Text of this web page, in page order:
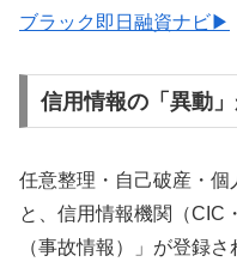
ブラック即日融資ナビ▶
信用情報の「異動
任意整理・自己破産・個
と、信用情報機関（CIC
（事故情報）」が登録